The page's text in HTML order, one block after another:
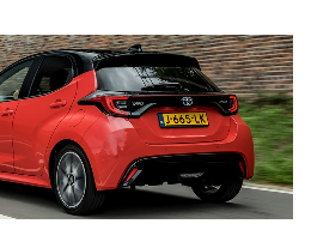
Vanaf € 48.995,-